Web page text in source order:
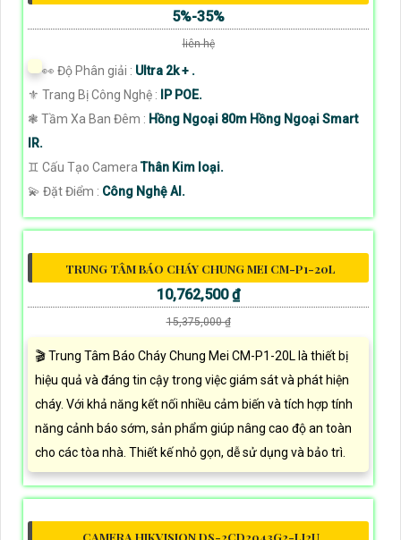
5%-35%
liên hệ
️👀 Độ Phân giải : Ultra 2k + .
⚜️ Trang Bị Công Nghệ :
IP POE.
❃ Tầm Xa Ban Đêm : Hồng Ngoại 80m Hồng Ngoại Smart
IR.
♊ Cấu Tạo CameraThân Kim loại.
️💫 Đặt Điểm : Công Nghệ AI.
TRUNG TÂM BÁO CHÁY CHUNG MEI CM-P1-20L
10,762,500 ₫
15,375,000 ₫
🎬 Trung Tâm Báo Cháy Chung Mei CM-P1-20L là thiết bị
hiệu quả và đáng tin cậy trong việc giám sát và phát hiện
cháy. Với khả năng kết nối nhiều cảm biến và tích hợp tính
năng cảnh báo sớm, sản phẩm giúp nâng cao độ an toàn
cho các tòa nhà. Thiết kế nhỏ gọn, dễ sử dụng và bảo trì.